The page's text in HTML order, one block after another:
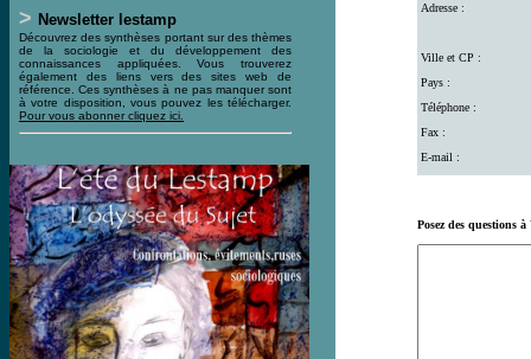
> Newsletter lestamp
Découvrez des synthèses portant sur des thèmes
de la sociologie et du développement des
connaissances appliquées. Vous trouverez
également des liens vers des sites web de
référence. Ces synthèses à ne pas manquer sont
à votre disposition, vous pouvez les télécharger.
Pour vous abonner cliquez ici
Adresse :
Ville et CP :
Pays :
Téléphone :
Fax :
E-mail :
Posez des questions